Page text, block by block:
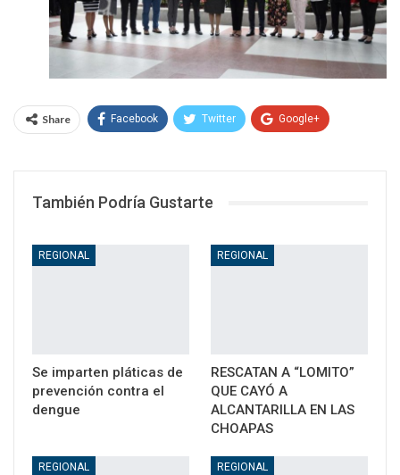
Share Facebook Twitter Google+
También Podría Gustarte
REGIONAL
Se imparten pláticas de
prevención contra el
dengue
REGIONAL
RESCATAN A “LOMITO”
QUE CAYÓ A
ALCANTARILLA EN LAS
CHOAPAS
REGIONAL REGIONAL